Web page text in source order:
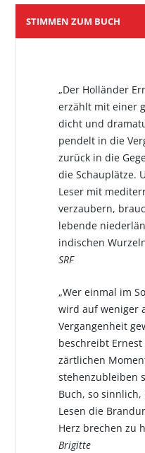
STIMMEN ZUM BUCH
„Der Holländer
erzählt mit einer
dicht und
pendelt in die
zurück in die
die Schauplätze.
Leser mit
verzaubern,
lebende
indischen
SRF
„Wer einmal im
wird auf weniger
Vergangenheit
beschreibt
zärtlichen
stehenzubleiben
Buch, so
Lesen die
Herz brechen zu
Brigitte